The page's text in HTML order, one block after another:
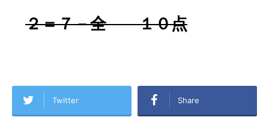
２＝７－全 １０点
Twitter Share